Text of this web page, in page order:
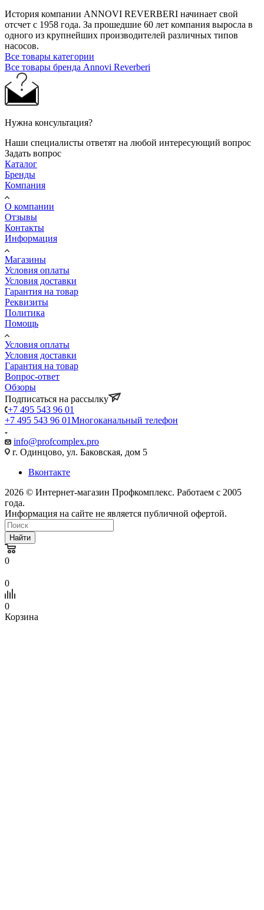
История компании ANNOVI REVERBERI начинает свой
отсчет с 1958 года. За прошедшие 60 лет компания выросла в
одного из крупнейших производителей различных типов
насосов.
Все товары категории
Все товары бренда Annovi Reverberi
Нужна консультация?
Наши специалисты ответят на любой интересующий вопрос
Задать вопрос
Каталог
Бренды
Компания
О компании
Отзывы
Контакты
Информация
Магазины
Условия оплаты
Условия доставки
Гарантия на товар
Реквизиты
Политика
Помощь
Условия оплаты
Условия доставки
Гарантия на товар
Вопрос-ответ
Обзоры
Подписаться на рассылку
+7 495 543 96 01
+7 495 543 96 01Многоканальный телефон
info@profcomplex.pro
г. Одинцово, ул. Баковская, дом 5
Вконтакте
2026 © Интернет-магазин Профкомплекс. Работаем с 2005
года.
Информация на сайте не является публичной офертой.
Найти
0
0
0
Корзина